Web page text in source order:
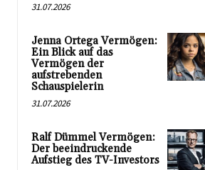
31.07.2026
Jenna Ortega Vermögen:
Ein Blick auf das
Vermögen der
aufstrebenden
Schauspielerin
31.07.2026
Ralf Dümmel Vermögen:
Der beeindruckende
Aufstieg des TV-Investors